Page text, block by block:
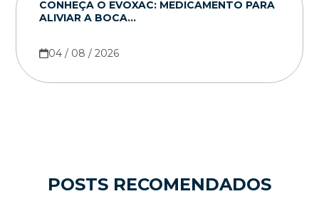
CONHEÇA O EVOXAC: MEDICAMENTO PARA
ALIVIAR A BOCA...
04 / 08 / 2026
POSTS RECOMENDADOS